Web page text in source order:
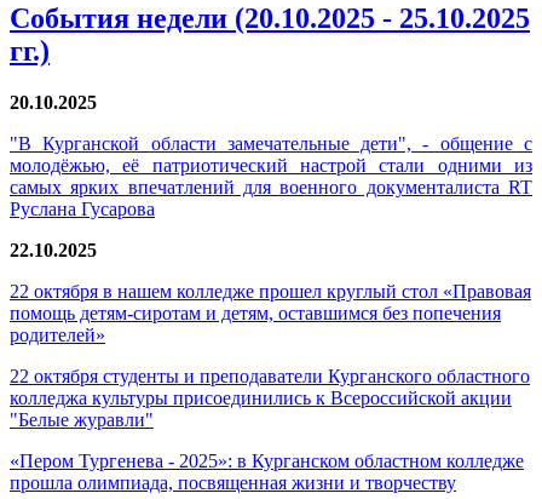
События недели (20.10.2025 - 25.10.2025
гг.)
20.10.2025
"В Курганской области замечательные дети", - общение с
молодёжью, её патриотический настрой стали одними из
самых ярких впечатлений для военного документалиста RT
Руслана Гусарова
22.10.2025
22 октября в нашем колледже прошел круглый стол «Правовая
помощь детям-сиротам и детям, оставшимся без попечения
родителей»
22 октября студенты и преподаватели Курганского областного
колледжа культуры присоединились к Всероссийской акции
"Белые журавли"
«Пером Тургенева - 2025»: в Курганском областном колледже
прошла олимпиада, посвященная жизни и творчеству